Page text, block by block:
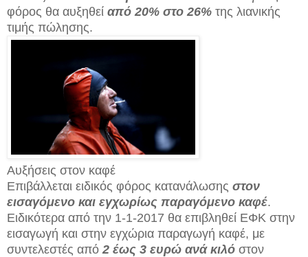
φόρος θα αυξηθεί από 20% στο 26% της λιανικής
τιμής πώλησης.
Αυξήσεις στον καφέ
Επιβάλλεται ειδικός φόρος κατανάλωσης στον
εισαγόμενο και εγχωρίως παραγόμενο καφέ.
Ειδικότερα από την 1-1-2017 θα επιβληθεί ΕΦΚ στην
εισαγωγή και στην εγχώρια παραγωγή καφέ, με
συντελεστές από 2 έως 3 ευρώ ανά κιλό στον